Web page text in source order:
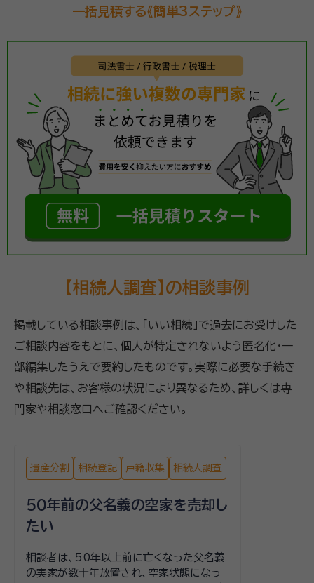
一括見積する《簡単3ステップ》
【相続人調査】の相談事例
掲載している相談事例は、「いい相続」で過去にお受けした
ご相談内容をもとに、個人が特定されないよう匿名化・一
部編集したうえで要約したものです。実際に必要な手続き
や相談先は、お客様の状況により異なるため、詳しくは専
門家や相談窓口へご確認ください。
遺産分割 相続登記 戸籍収集 相続人調査
50年前の父名義の空家を売却し
たい
相談者は、50年以上前に亡くなった父名義
の実家が数十年放置され、空家状態になっ